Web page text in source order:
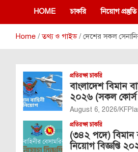
HOME চাকরি নিয়োগ প্রস্তুতি
Home তথ্য ও গাইড দেশের সকল
প্রতিরক্ষা চাকরি
বাংলাদেশ বিমান
২০২৬ (সকল কোর্স
August 6, 2026
প্রতিরক্ষা চাকরি
(৩৪২ পদে) বিমান
নিয়োগ বিজ্ঞপ্তি